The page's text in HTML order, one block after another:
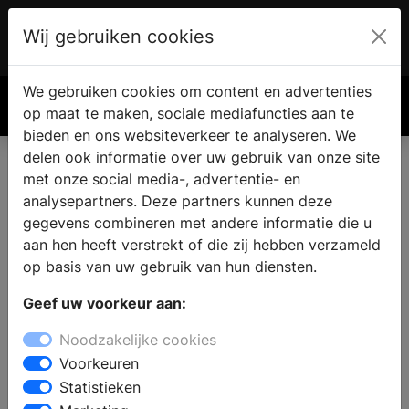
€ 0.00
Badkamer showroom in
Lathum
aan een sanitair winkel vindt u complete badkamers in
verschillende badkamerstijlen. De deskundige
medewerkers staan klaar om u professioneel advies te
geven bij het samenstellen van uw nieuwe badkamer en
u te helpen bij de keuze voor badkamermeubels met
Wij gebruiken cookies
We gebruiken cookies om content en advertenties
op maat te maken, sociale mediafuncties aan te
bieden en ons websiteverkeer te analyseren. We
delen ook informatie over uw gebruik van onze site
met onze social media-, advertentie- en
analysepartners. Deze partners kunnen deze
gegevens combineren met andere informatie die u
aan hen heeft verstrekt of die zij hebben verzameld
op basis van uw gebruik van hun diensten.
Geef uw voorkeur aan:
Noodzakelijke cookies
Voorkeuren
Statistieken